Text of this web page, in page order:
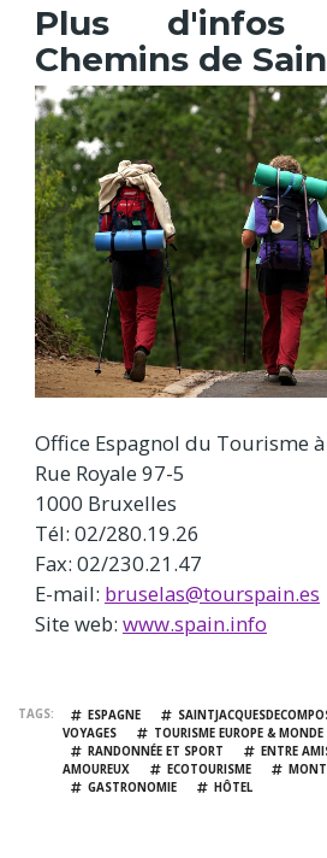
Plus
Chemins de
Office Espagnol du Tourisme
Rue Royale 97-5
1000 Bruxelles
Tél: 02/280.19.26
Fax: 02/230.21.47
E-mail: bruselas@tourspain.es
Site web: www.spain.info
TAGS ESPAGNE
VOYAGES
TOURISME EUROPE & MONDE
RANDONNÉE ET SPORT
ENTRE
AMOUREUX
ECOTOURISME
GASTRONOMIE
HÔTEL